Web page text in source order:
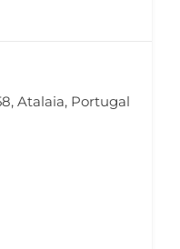
Atalaia, Portugal